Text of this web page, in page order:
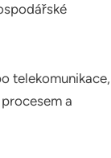
telekomunikace,
a